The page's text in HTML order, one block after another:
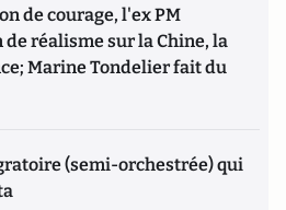
de courage, l'ex PM
réalisme sur la Chine, la
Marine Tondelier fait du
(semi-orchestrée) qui